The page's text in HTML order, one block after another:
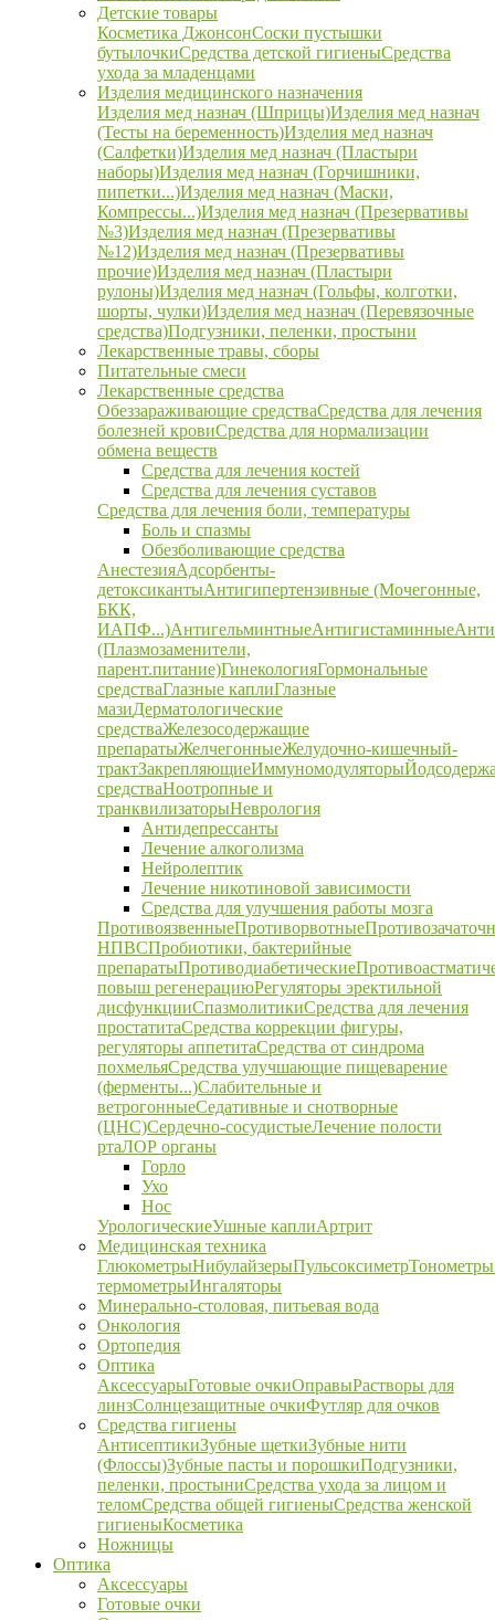
Детские товары
Косметика ДжонсонСоски пустышки
бутылочкиСредства детской гигиеныСредства
ухода за младенцами
Изделия медицинского назначения
Изделия мед назнач (Шприцы)Изделия мед назнач
(Тесты на беременность)Изделия мед назнач
(Салфетки)Изделия мед назнач (Пластыри
наборы)Изделия мед назнач (Горчишники,
пипетки...)Изделия мед назнач (Маски,
Компрессы...)Изделия мед назнач (Презервативы
№3)Изделия мед назнач (Презервативы
№12)Изделия мед назнач (Презервативы
прочие)Изделия мед назнач (Пластыри
рулоны)Изделия мед назнач (Гольфы, колготки,
шорты, чулки)Изделия мед назнач (Перевязочные
средства)Подгузники, пеленки, простыни
Лекарственные травы, сборы
Питательные смеси
Лекарственные средства
Обеззараживающие средстваСредства для лечения
болезней кровиСредства для нормализации
обмена веществ
Средства для лечения костей
Средства для лечения суставов
Средства для лечения боли, температуры
Боль и спазмы
Обезболивающие средства
АнестезияАдсорбенты-
детоксикантыАнтигипертензивные (Мочегонные,
БКК,
ИАПФ...)АнтигельминтныеАнтигистаминные
(Плазмозаменители,
парент.питание)ГинекологияГормональные
средстваГлазные каплиГлазные
мазиДерматологические
средстваЖелезосодержащие
препаратыЖелчегонныеЖелудочно-кишечный-
трактЗакрепляющиеИммуномодуляторы
средстваНоотропные и
транквилизаторыНеврология
Антидепрессанты
Лечение алкоголизма
Нейролептик
Лечение никотиновой зависимости
Средства для улучшения работы мозга
ПротивоязвенныеПротиворвотные
НПВСПробиотики, бактерийные
препаратыПротиводиабетические
повыш регенерациюРегуляторы эректильной
дисфункцииСпазмолитикиСредства для лечения
простатитаСредства коррекции фигуры,
регуляторы аппетитаСредства от синдрома
похмельяСредства улучшающие пищеварение
(ферменты...)Слабительные и
ветрогонныеСедативные и снотворные
(ЦНС)Сердечно-сосудистыеЛечение полости
ртаЛОР органы
Горло
Ухо
Нос
УрологическиеУшные каплиАртрит
Медицинская техника
ГлюкометрыНибулайзерыПульсоксиметрТонометры
термометрыИнгаляторы
Минерально-столовая, питьевая вода
Онкология
Ортопедия
Оптика
АксессуарыГотовые очкиОправыРастворы для
линзСолнцезащитные очкиФутляр для очков
Средства гигиены
АнтисептикиЗубные щеткиЗубные нити
(Флоссы)Зубные пасты и порошкиПодгузники,
пеленки, простыниСредства ухода за лицом и
теломСредства общей гигиеныСредства женской
гигиеныКосметика
Ножницы
Оптика
Аксессуары
Готовые очки